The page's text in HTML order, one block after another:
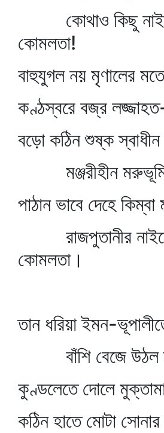
কোথাও কিছু নাই
কোমলতা!
বাহুযুগল নয় মৃণালের
কণ্ঠস্বরে বজ্র
বড়ো কঠিন শুষ্ক
মঞ্জরীহীন
পাঠান ভাবে দেহে কিম্বা
রাজপুতানীর
কোমলতা।
তান ধরিয়া ইমন-
বাঁশি বেজে উঠল
কুণ্ডলেতে দোলে
কঠিন হাতে মোটা সোনার